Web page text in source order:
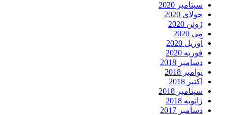
سپتامبر 2020
جولای 2020
ژوئن 2020
می 2020
آوریل 2020
فوریه 2020
دسامبر 2018
نوامبر 2018
اکتبر 2018
سپتامبر 2018
ژانویه 2018
دسامبر 2017